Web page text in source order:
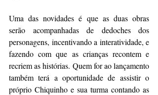
Uma das novidades é que as duas obras
serão acompanhadas de dedoches dos
personagens, incentivando a interatividade, e
fazendo com que as crianças recontem e
recriem as histórias. Quem for ao lançamento
também terá a oportunidade de assistir o
próprio Chiquinho e sua turma contando as